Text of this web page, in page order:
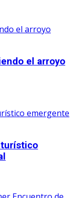
el arroyo
turístico